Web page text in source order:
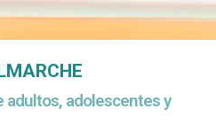
adultos, adolescentesy